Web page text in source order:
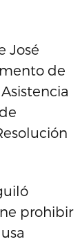
José
de
prohibir